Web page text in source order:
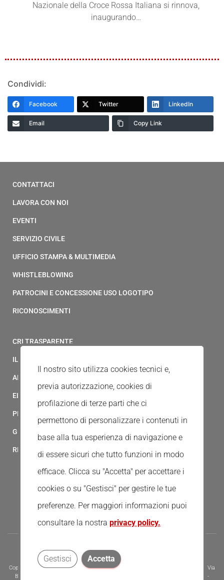
Nazionale della Croce Rossa Italiana si rinnova,
inaugurando…
Condividi:
Facebook Twitter LinkedIn
Email Copy Link
CONTATTACI
LAVORA CON NOI
EVENTI
SERVIZIO CIVILE
UFFICIO STAMPA & MULTIMEDIA
WHISTLEBLOWING
PATROCINI E CONCESSIONE USO LOGOTIPO
RICONOSCIMENTI
CRI TRASPARENTE
IL MODELLO 231 DELLA CROCE ROSSA ITALIANA
ALBO FORNITORI
ELENCO AVVOCATI
PRIVACY
GESTIONALE GAIA
RED CLOUD
Copyright © 2020 - Tutti i diritti riservati - Associazione della Croce Rossa Italiana, Via
Bernardino Ramazzini 31 - 00151 - Roma, Tel.: 065510 - P.I. e C.F. 13669721006 -
Il nostro sito utilizza cookies tecnici e,
previa autorizzazione, cookies di
profilazione di terze parti che ci
permettono di personalizzare i contenuti in
base alla tua esperienza di navigazione e
di essere sicuri che tutto funzioni in modo
efficace. Clicca su "Accetta" per accettare i
cookies o su "Gestisci" per gestire le tue
preferenze. Per maggiori informazioni puoi
consultare la nostra privacy policy.
Accetta
Gestisci